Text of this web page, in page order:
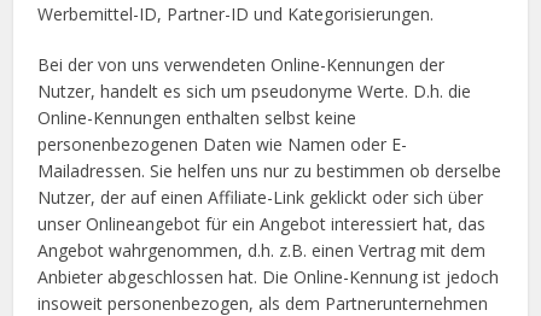
Werbemittel-ID, Partner-ID und Kategorisierungen.
Bei der von uns verwendeten Online-Kennungen der
Nutzer, handelt es sich um pseudonyme Werte. D.h. die
Online-Kennungen enthalten selbst keine
personenbezogenen Daten wie Namen oder E-
Mailadressen. Sie helfen uns nur zu bestimmen ob derselbe
Nutzer, der auf einen Affiliate-Link geklickt oder sich über
unser Onlineangebot für ein Angebot interessiert hat, das
Angebot wahrgenommen, d.h. z.B. einen Vertrag mit dem
Anbieter abgeschlossen hat. Die Online-Kennung ist jedoch
insoweit personenbezogen, als dem Partnerunternehmen